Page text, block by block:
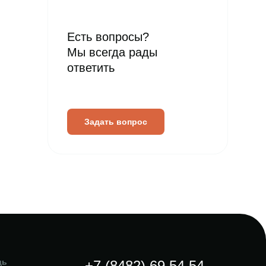
Есть вопросы?
Мы всегда рады
ответить
Задать вопрос